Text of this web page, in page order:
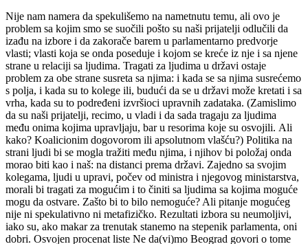
Nije nam namera da spekulišemo na nametnutu temu, ali ovo je
problem sa kojim smo se suočili pošto su naši prijatelji odlučili da
izađu na izbore i da zakorače barem u parlamentarno predvorje
vlasti; vlasti koja se onda poseduje i kojom se kreće iz nje i sa njene
strane u relaciji sa ljudima. Tragati za ljudima u državi ostaje
problem za obe strane susreta sa njima: i kada se sa njima susrećemo
s polja, i kada su to kolege ili, budući da se u državi može kretati i sa
vrha, kada su to podređeni izvršioci upravnih zadataka. (Zamislimo
da su naši prijatelji, recimo, u vladi i da sada tragaju za ljudima
među onima kojima upravljaju, bar u resorima koje su osvojili. Ali
kako? Koalicionim dogovorom ili apsolutnom vlašću?) Politika na
strani ljudi bi se mogla tražiti među njima, i njihov bi položaj onda
morao biti kao i naš: na distanci prema državi. Zajedno sa svojim
kolegama, ljudi u upravi, počev od ministra i njegovog ministarstva,
morali bi tragati za mogućim i to činiti sa ljudima sa kojima moguće
mogu da ostvare. Zašto bi to bilo nemoguće? Ali pitanje mogućeg
nije ni spekulativno ni metafizičko. Rezultati izbora su neumoljivi,
iako su, ako makar za trenutak stanemo na stepenik parlamenta, oni
dobri. Osvojen procenat liste Ne da(vi)mo Beograd govori o tome